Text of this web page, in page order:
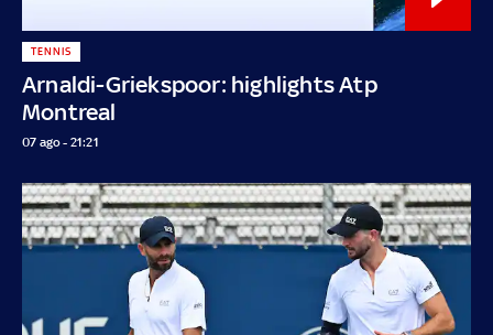
Arnaldi-Griekspoor: highlights Atp
Montreal
TENNIS
07 ago - 21:21